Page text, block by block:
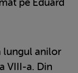
lungul anilor
VIII-a. Din